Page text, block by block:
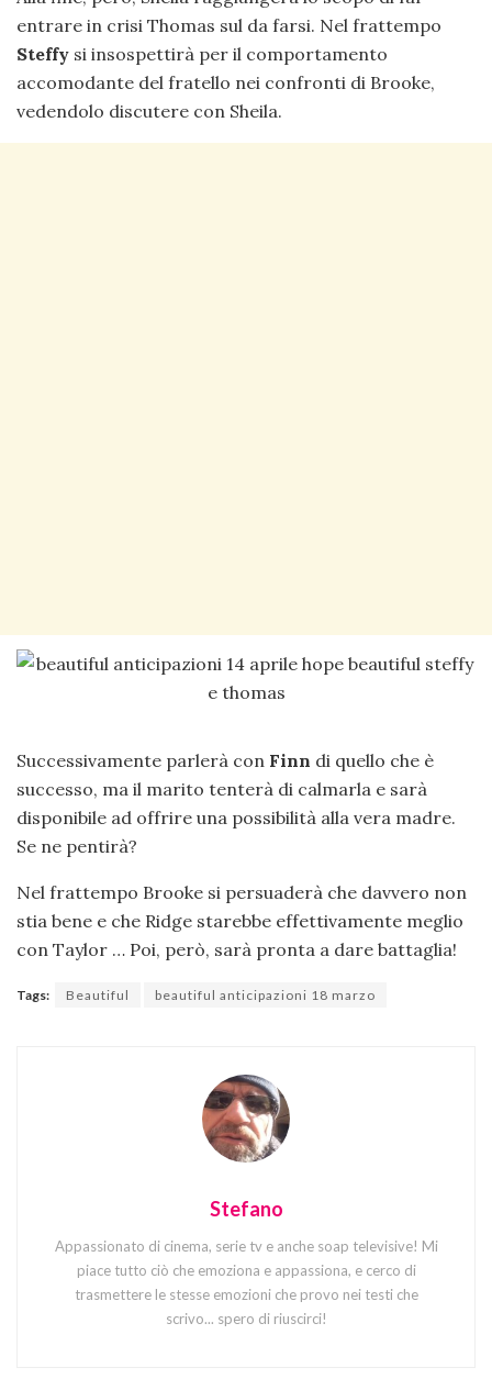
entrare in crisi Thomas sul da farsi. Nel frattempo
Steffy si insospettirà per il comportamento
accomodante del fratello nei confronti di Brooke,
vedendolo discutere con Sheila.
Successivamente parlerà con Finn di quello che è
successo, ma il marito tenterà di calmarla e sarà
disponibile ad offrire una possibilità alla vera madre.
Se ne pentirà?
Nel frattempo Brooke si persuaderà che davvero non
stia bene e che Ridge starebbe effettivamente meglio
con Taylor … Poi, però, sarà pronta a dare battaglia!
Tags: Beautiful beautiful anticipazioni 18 marzo
Stefano
Appassionato di cinema, serie tv e anche soap televisive! Mi
piace tutto ciò che emoziona e appassiona, e cerco di
trasmettere le stesse emozioni che provo nei testi che
scrivo... spero di riuscirci!